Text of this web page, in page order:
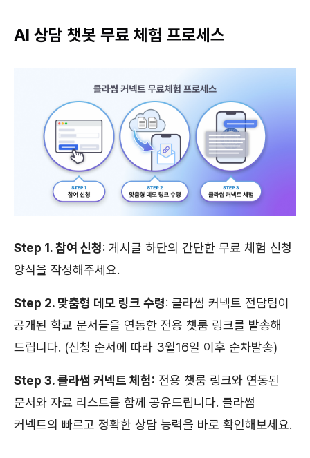
AI 상담 챗봇 무료 체험 프로세스
Step 1. 참여 신청: 게시글 하단의 간단한 무료 체험 신청
양식을 작성해주세요.
Step 2. 맞춤형 데모 링크 수령: 클라썸 커넥트 전담팀이
공개된 학교 문서들을 연동한 전용 챗룸 링크를 발송해
드립니다. (신청 순서에 따라 3월16일 이후 순차발송)
Step 3. 클라썸 커넥트 체험: 전용 챗룸 링크와 연동된
문서와 자료 리스트를 함께 공유드립니다. 클라썸
커넥트의 빠르고 정확한 상담 능력을 바로 확인해보세요.